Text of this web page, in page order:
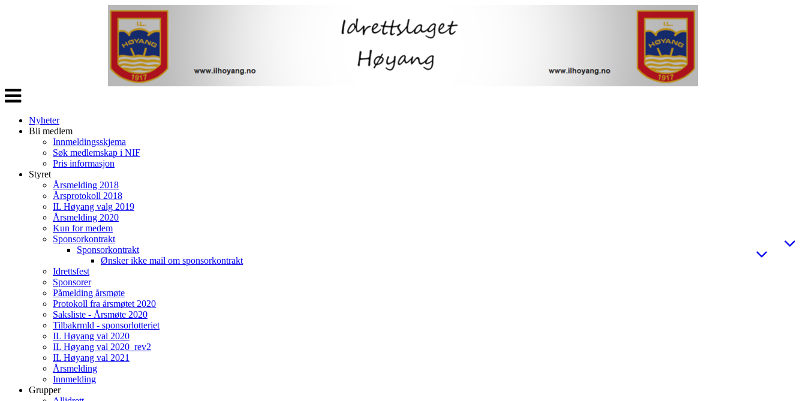
Veksle
navigasjon
Nyheter
Bli medlem
Innmeldingsskjema
Søk medlemskap i NIF
Pris informasjon
Styret
Årsmelding 2018
Årsprotokoll 2018
IL Høyang valg 2019
Årsmelding 2020
Kun for medem
Sponsorkontrakt
Sponsorkontrakt
Ønsker ikke mail om sponsorkontrakt
Idrettsfest
Sponsorer
Påmelding årsmøte
Protokoll fra årsmøtet 2020
Saksliste - Årsmøte 2020
Tilbakrmld - sponsorlotteriet
IL Høyang val 2020
IL Høyang val 2020_rev2
IL Høyang val 2021
Årsmelding
Innmelding
Grupper